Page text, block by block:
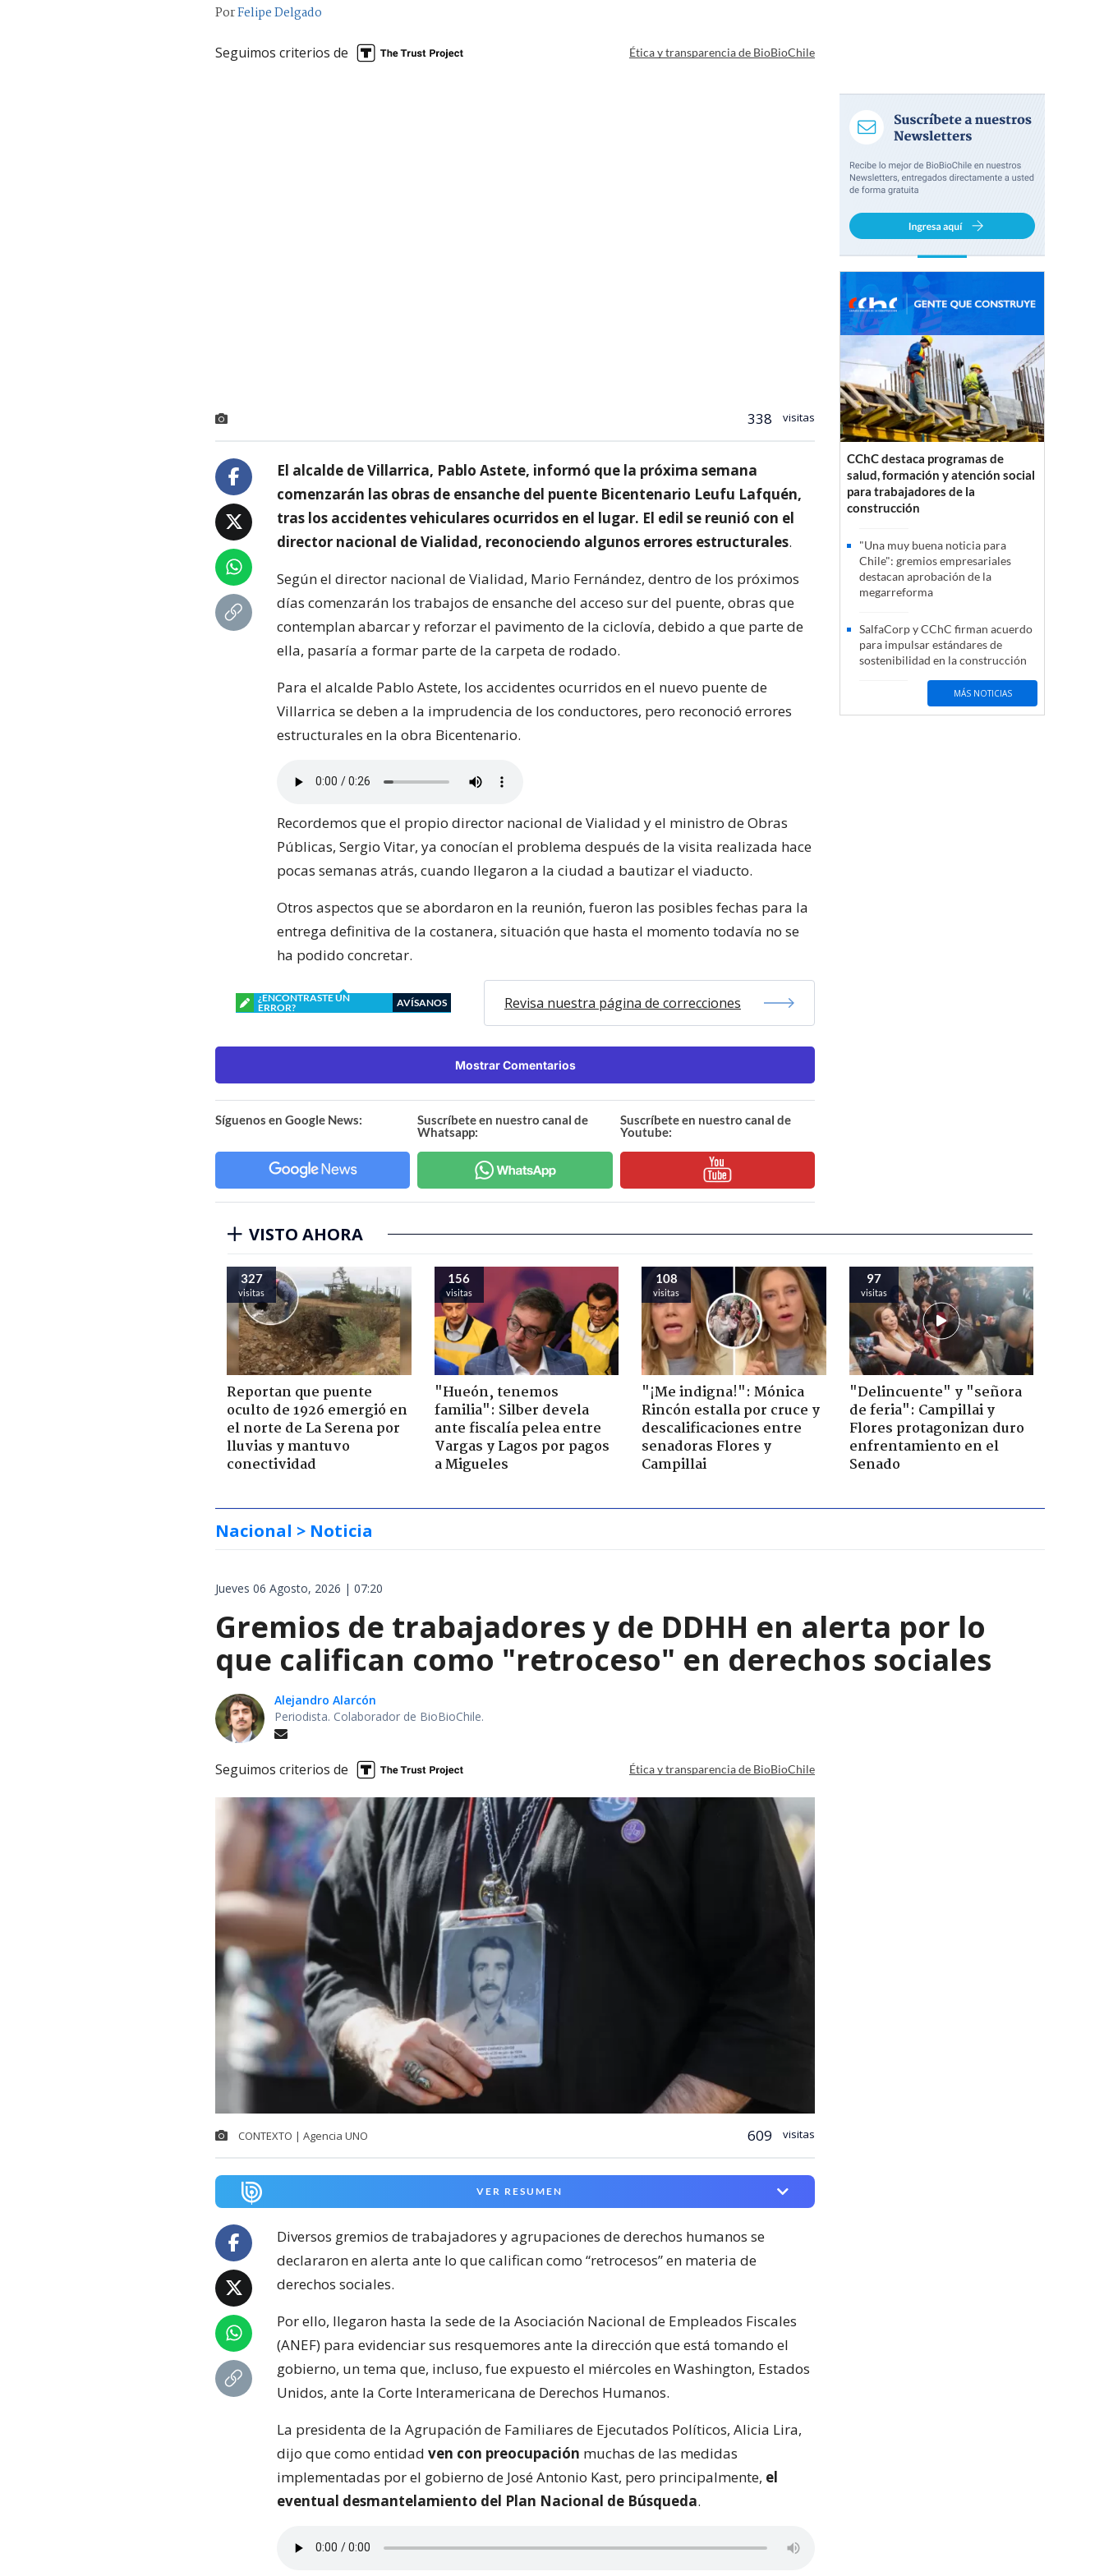
PorFelipe Delgado
Seguimos criterios de Ética y transparencia de BioBioChile
338 visitas
El alcalde de Villarrica, Pablo Astete, informó que la próxima semana
comenzarán las obras de ensanche del puente Bicentenario Leufu Lafquén,
tras los accidentes vehiculares ocurridos en el lugar. El edil se reunió con el
director nacional de Vialidad, reconociendo algunos errores estructurales.
Según el director nacional de Vialidad, Mario Fernández, dentro de los próximos
días comenzarán los trabajos de ensanche del acceso sur del puente, obras que
contemplan abarcar y reforzar el pavimento de la ciclovía, debido a que parte de
ella, pasaría a formar parte de la carpeta de rodado.
Para el alcalde Pablo Astete, los accidentes ocurridos en el nuevo puente de
Villarrica se deben a la imprudencia de los conductores, pero reconoció errores
estructurales en la obra Bicentenario.
Recordemos que el propio director nacional de Vialidad y el ministro de Obras
Públicas, Sergio Vitar, ya conocían el problema después de la visita realizada hace
pocas semanas atrás, cuando llegaron a la ciudad a bautizar el viaducto.
Otros aspectos que se abordaron en la reunión, fueron las posibles fechas para la
entrega definitiva de la costanera, situación que hasta el momento todavía no se
ha podido concretar.
¿ENCONTRASTE UN
ERROR?
AVÍSANOS Revisa nuestra página de correcciones
Mostrar Comentarios
Síguenos en Google News:
Suscríbete en nuestro canal de
Whatsapp:
Suscríbete en nuestro canal de
Youtube:
CChC destaca programas de
salud, formación y atención social
para trabajadores de la
construcción
"Una muy buena noticia para
Chile": gremios empresariales
destacan aprobación de la
megarreforma
SalfaCorp y CChC firman acuerdo
para impulsar estándares de
sostenibilidad en la construcción
MÁS NOTICIAS
VISTO AHORA
327
visitas
Reportan que puente
oculto de 1926 emergió en
el norte de La Serena por
lluvias y mantuvo
conectividad
156
visitas
"Hueón, tenemos
familia": Silber devela
ante fiscalía pelea entre
Vargas y Lagos por pagos
a Migueles
108
visitas
"¡Me indigna!": Mónica
Rincón estalla por cruce y
descalificaciones entre
senadoras Flores y
Campillai
97
visitas
"Delincuente" y "señora
de feria": Campillai y
Flores protagonizan duro
enfrentamiento en el
Senado
Nacional > Noticia
Jueves 06 Agosto, 2026 | 07:20
Gremios de trabajadores y de DDHH en alerta por lo
que califican como "retroceso" en derechos sociales
Alejandro Alarcón
Periodista. Colaborador de BioBioChile.
Seguimos criterios de Ética y transparencia de BioBioChile
CONTEXTO | Agencia UNO 609 visitas
VER RESUMEN
Diversos gremios de trabajadores y agrupaciones de derechos humanos se
declararon en alerta ante lo que califican como “retrocesos” en materia de
derechos sociales.
Por ello, llegaron hasta la sede de la Asociación Nacional de Empleados Fiscales
(ANEF) para evidenciar sus resquemores ante la dirección que está tomando el
gobierno, un tema que, incluso, fue expuesto el miércoles en Washington, Estados
Unidos, ante la Corte Interamericana de Derechos Humanos.
La presidenta de la Agrupación de Familiares de Ejecutados Políticos, Alicia Lira,
dijo que como entidad ven con preocupación muchas de las medidas
implementadas por el gobierno de José Antonio Kast, pero principalmente, el
eventual desmantelamiento del Plan Nacional de Búsqueda.